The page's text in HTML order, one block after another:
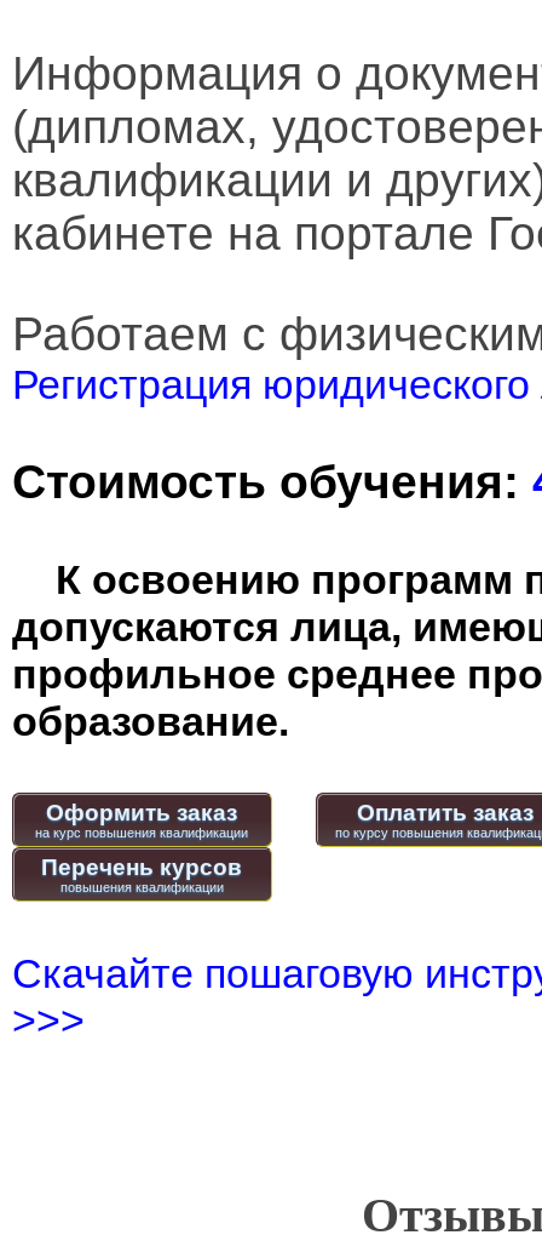
Информация о
(дипломах,
квалификации и
кабинете на портале
Работаем с
Регистрация
Стоимость обучения:
К освоению программ
допускаются лица,
профильное среднее
образование.
Оформить заказ Оплатить заказ
Перечень курсов
повышения квалификации
Скачайте пошаговую
>>>